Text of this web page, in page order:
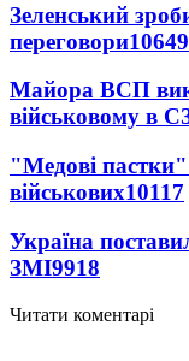
Зеленський
переговори10649
Майора ВСП
військовому в
"Медові
військових10117
Україна
ЗМІ9918
Читати коментарі